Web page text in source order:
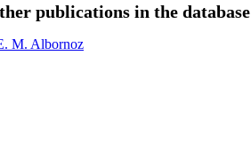
publications in the database
M. Albornoz